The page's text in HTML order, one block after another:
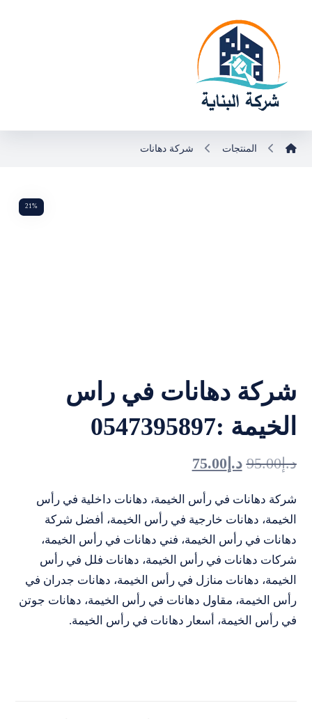
المنتجات شركة دهانات
21%
شركة دهانات في راس
الخيمة :0547395897
د.إ95.00 د.إ 75.00
شركة دهانات في رأس الخيمة، دهانات داخلية في رأس
الخيمة، دهانات خارجية في رأس الخيمة، أفضل شركة
دهانات في رأس الخيمة، فني دهانات في رأس الخيمة،
شركات دهانات في رأس الخيمة، دهانات فلل في رأس
الخيمة، دهانات منازل في رأس الخيمة، دهانات جدران في
رأس الخيمة، مقاول دهانات في رأس الخيمة، دهانات جوتن
في رأس الخيمة، أسعار دهانات في رأس الخيمة.